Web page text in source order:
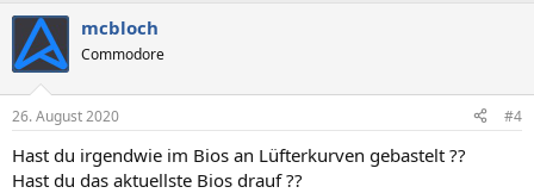
mcbloch
Commodore
26. August 2020 #4
Hast du irgendwie im Bios an Lüfterkurven gebastelt ??
Hast du das aktuellste Bios drauf ??